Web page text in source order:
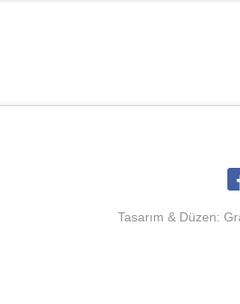
Tasarım & Düzen: